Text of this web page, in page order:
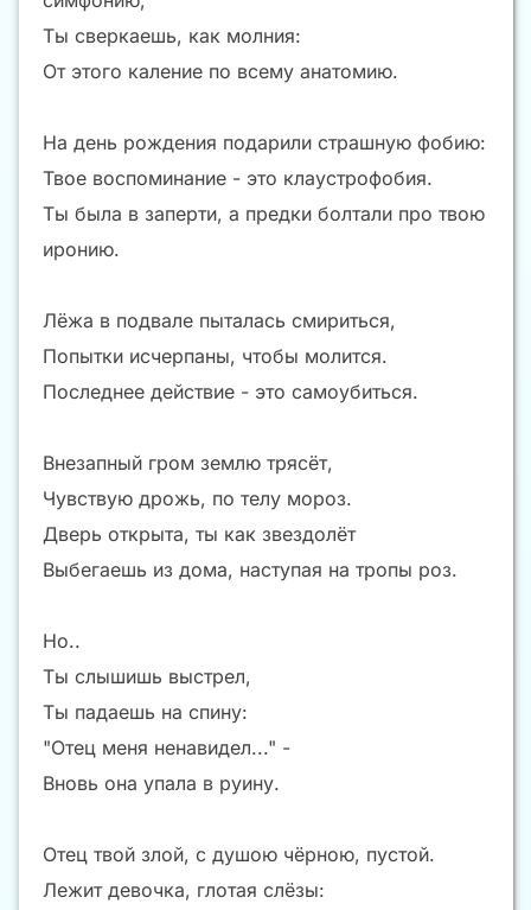
Ты сверкаешь, как молния:
От этого каление по всему анатомию.
На день рождения подарили страшную фобию:
Твое воспоминание - это клаустрофобия.
Ты была в заперти, а предки болтали про твою
иронию.
Лёжа в подвале пыталась смириться,
Попытки исчерпаны, чтобы молится.
Последнее действие - это самоубиться.
Внезапный гром землю трясёт,
Чувствую дрожь, по телу мороз.
Дверь открыта, ты как звездолёт
Выбегаешь из дома, наступая на тропы роз.
Но..
Ты слышишь выстрел,
Ты падаешь на спину:
"Отец меня ненавидел..." -
Вновь она упала в руину.
Отец твой злой, с душою чёрною, пустой.
Лежит девочка, глотая слёзы: